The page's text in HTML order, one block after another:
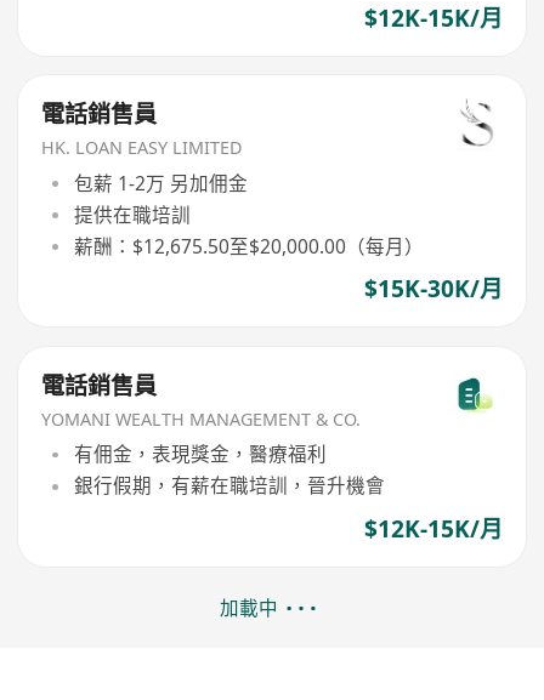
$12K-15K/月
電話銷售員
HK. LOAN EASY LIMITED
包薪 1-2万 另加佣金
提供在職培訓
薪酬：$12,675.50至$20,000.00（每月）
$15K-30K/月
電話銷售員
YOMANI WEALTH MANAGEMENT & CO.
有佣金，表現獎金，醫療福利
銀行假期，有薪在職培訓，晉升機會
$12K-15K/月
加載中